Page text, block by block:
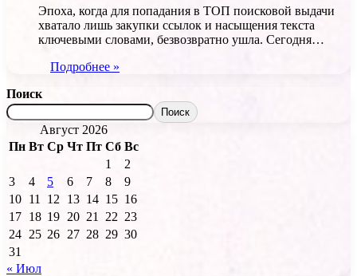
Эпоха, когда для попадания в ТОП поисковой выдачи
хватало лишь закупки ссылок и насыщения текста
ключевыми словами, безвозвратно ушла. Сегодня…
Подробнее »
Поиск
Поиск
Август 2026
Пн Вт Ср Чт Пт Сб Вс
1
2
3
4 5 6 7 8
9
10 11 12 13 14 15 16
17 18 19 20 21 22 23
24 25 26 27 28 29 30
31
« Июл